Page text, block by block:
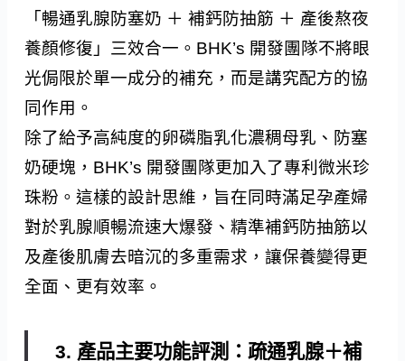
「暢通乳腺防塞奶 ＋ 補鈣防抽筋 ＋ 產後熬夜
養顏修復」三效合一。BHK’s 開發團隊不將眼
光侷限於單一成分的補充，而是講究配方的協
同作用。
除了給予高純度的卵磷脂乳化濃稠母乳、防塞
奶硬塊，BHK’s 開發團隊更加入了專利微米珍
珠粉。這樣的設計思維，旨在同時滿足孕產婦
對於乳腺順暢流速大爆發、精準補鈣防抽筋以
及產後肌膚去暗沉的多重需求，讓保養變得更
全面、更有效率。
3. 產品主要功能評測：疏通乳腺＋補